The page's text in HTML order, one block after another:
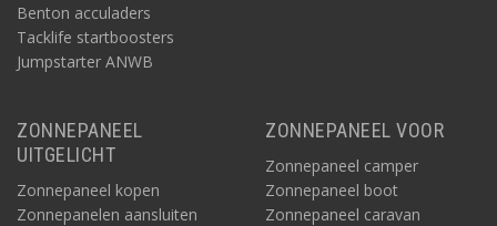
Benton acculaders
Tacklife startboosters
Jumpstarter ANWB
ZONNEPANEEL
UITGELICHT
Zonnepaneel kopen
Zonnepanelen aansluiten
ZONNEPANEEL VOOR
Zonnepaneel camper
Zonnepaneel boot
Zonnepaneel caravan